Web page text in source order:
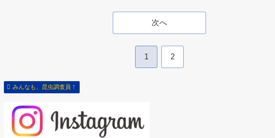
次へ
1 2
みんなも、昆虫調査員！